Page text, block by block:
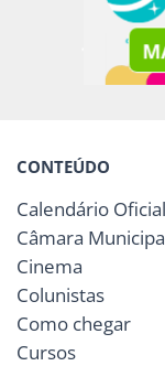
CONTEÚDO
Calendário
Câmara
Cinema
Colunistas
Como chegar
Cursos